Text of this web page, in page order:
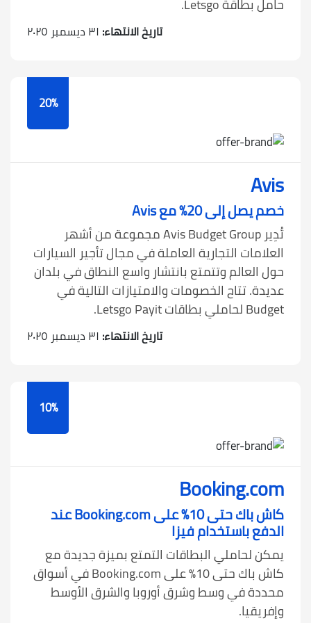
حامل بطاقة Letsgo.
تاريخ الانتهاء: ٣١ ديسمبر ٢٠٢٥
20%
Avis
خصم يصل إلى 20% مع Avis
تُدِير Avis Budget Group مجموعة من أشهر
العلامات التجارية العاملة في مجال تأجير السيارات
حول العالم وتتمتع بانتشار واسع النطاق في بلدان
عديدة. تتاح الخصومات والامتيازات التالية في
Budget لحاملي بطاقات Letsgo Payit.
تاريخ الانتهاء: ٣١ ديسمبر ٢٠٢٥
10%
Booking.com
كاش باك حتى 10٪ على Booking.com عند
الدفع باستخدام فيزا
يمكن لحاملي البطاقات التمتع بميزة جديدة مع
كاش باك حتى 10٪ على Booking.com في أسواق
محددة في وسط وشرق أوروبا والشرق الأوسط
وإفريقيا.